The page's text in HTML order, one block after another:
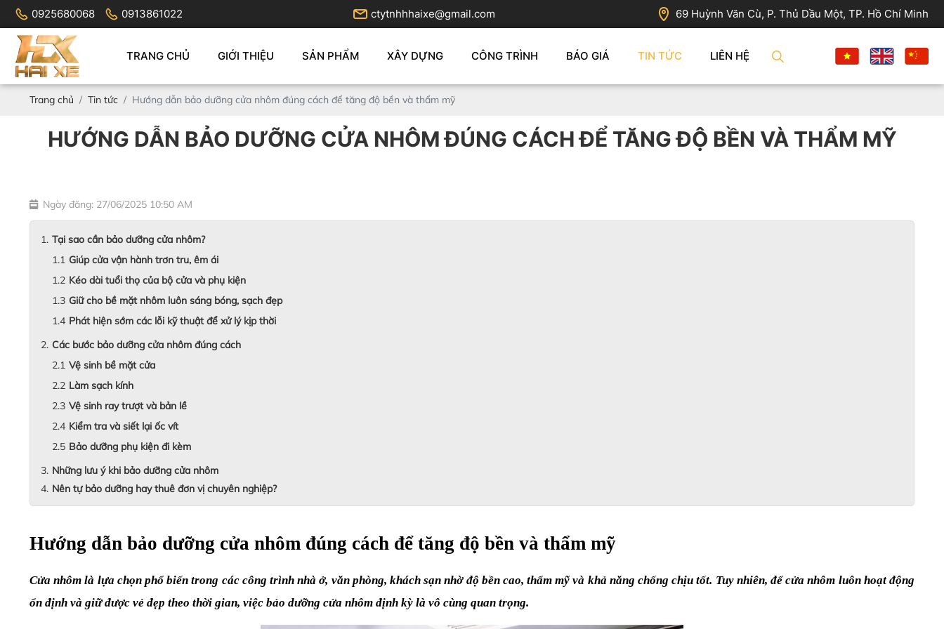
0925680068 0913861022 ctytnhhhaixe@gmail.com 69 Huỳnh Văn Cù, P. Thủ Dầu Một, TP. Hồ Chí Minh
TRANG CHỦ GIỚI THIỆU SẢN PHẨM XÂY DỰNG CÔNG TRÌNH BÁO GIÁ TIN TỨC LIÊN HỆ
Trang chủ Tin tức Hướng dẫn bảo dưỡng cửa nhôm đúng cách để tăng độ bền và thẩm mỹ
HƯỚNG DẪN BẢO DƯỠNG CỬA NHÔM ĐÚNG CÁCH ĐỂ TĂNG ĐỘ BỀN VÀ THẨM MỸ
Ngày đăng: 27/06/2025 10:50 AM
Tại sao cần bảo dưỡng cửa nhôm?
Giúp cửa vận hành trơn tru, êm ái
Kéo dài tuổi thọ của bộ cửa và phụ kiện
Giữ cho bề mặt nhôm luôn sáng bóng, sạch đẹp
Phát hiện sớm các lỗi kỹ thuật để xử lý kịp thời
Các bước bảo dưỡng cửa nhôm đúng cách
Vệ sinh bề mặt cửa
Làm sạch kính
Vệ sinh ray trượt và bản lề
Kiểm tra và siết lại ốc vít
Bảo dưỡng phụ kiện đi kèm
Những lưu ý khi bảo dưỡng cửa nhôm
Nên tự bảo dưỡng hay thuê đơn vị chuyên nghiệp?
Hướng dẫn bảo dưỡng cửa nhôm đúng cách để tăng độ bền và thẩm mỹ
Cửa nhôm là lựa chọn phổ biến trong các công trình nhà ở, văn phòng, khách sạn nhờ độ bền cao, thẩm mỹ và khả năng chống chịu tốt. Tuy nhiên, để cửa nhôm luôn hoạt động
ổn định và giữ được vẻ đẹp theo thời gian, việc bảo dưỡng cửa nhôm định kỳ là vô cùng quan trọng.